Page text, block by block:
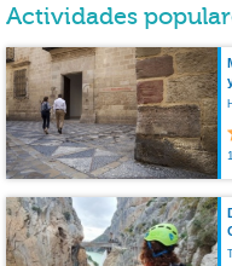
Actividades